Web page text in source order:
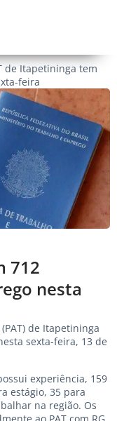
de Itapetininga tem
feira
712
nesta
de Itapetininga
sexta-feira, 13 de
experiência, 159
estágio, 35 para
na região. Os
ao PAT com RG,